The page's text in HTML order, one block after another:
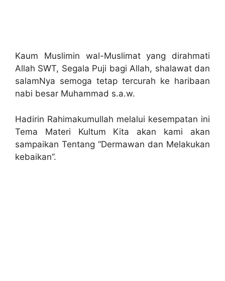
Kaum Muslimin wal-Muslimat yang dirahmati
Allah SWT, Segala Puji bagi Allah, shalawat dan
salamNya semoga tetap tercurah ke haribaan
nabi besar Muhammad s.a.w.
Hadirin Rahimakumullah melalui kesempatan ini
Tema Materi Kultum Kita akan kami akan
sampaikan Tentang “Dermawan dan Melakukan
kebaikan”.